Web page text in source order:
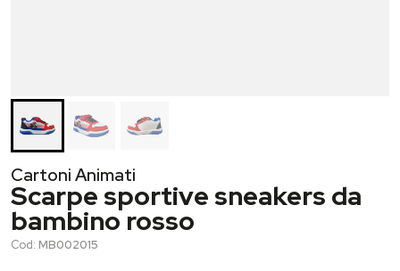
Cartoni Animati
Scarpe sportive sneakers da
bambino rosso
Cod: MB002015